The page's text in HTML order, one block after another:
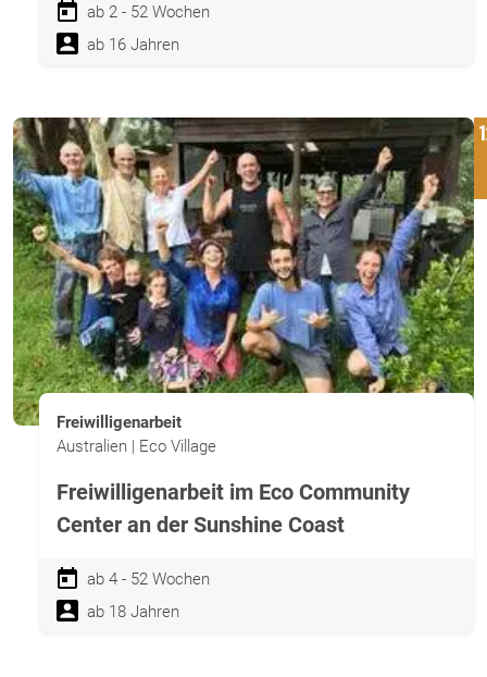
ab 2 - 52 Wochen
ab 16 Jahren
Freiwilligenarbeit
Australien | Eco Village
Freiwilligenarbeit im Eco Community
Center an der Sunshine Coast
ab 4 - 52 Wochen
ab 18 Jahren